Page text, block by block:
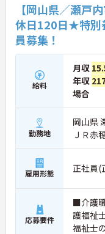
【岡山県／瀬戸
休日120日★特別
員募集！
給料
月収
年収
場合
勤務地
岡山県
ＪＲ赤
雇用形態 正社員(
応募要件
■介護
護福祉
福祉士